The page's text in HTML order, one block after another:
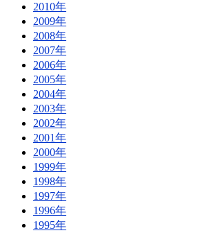
2010年
2009年
2008年
2007年
2006年
2005年
2004年
2003年
2002年
2001年
2000年
1999年
1998年
1997年
1996年
1995年